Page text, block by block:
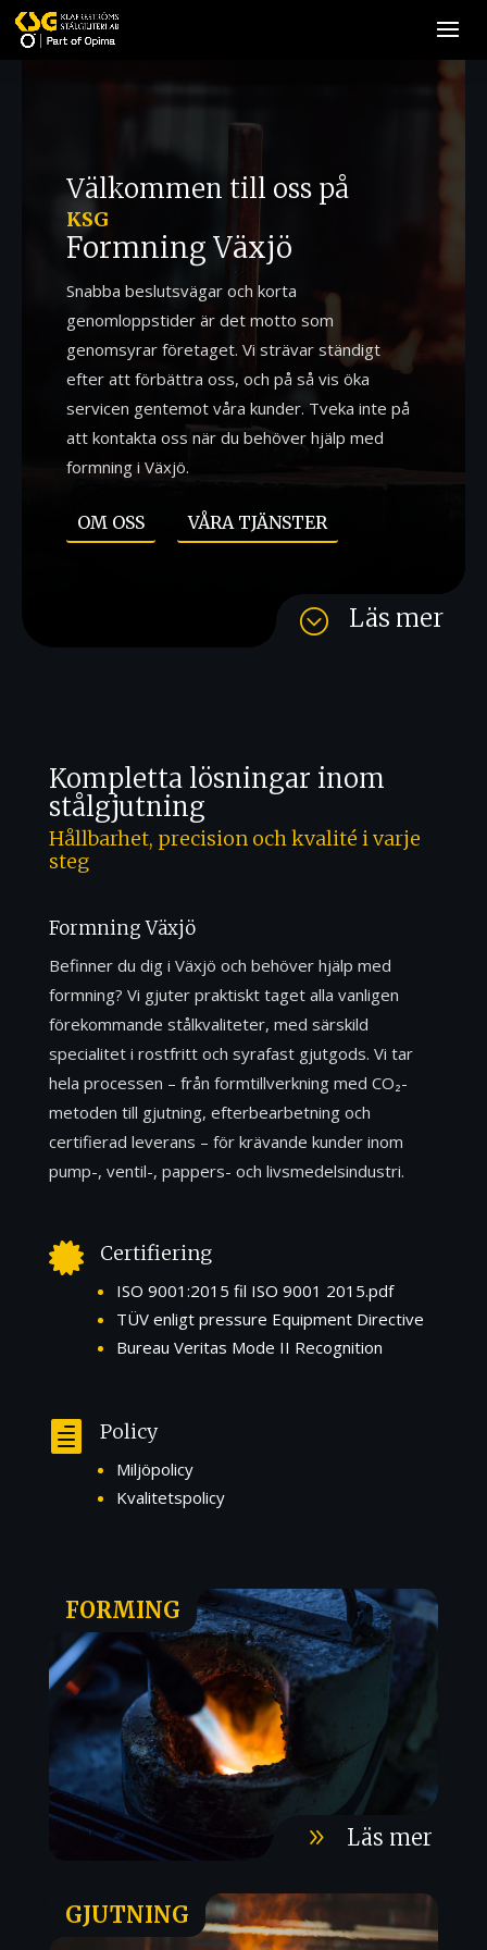
Välkommen till oss på
KSG
Formning Växjö
Snabba beslutsvägar och korta
genomloppstider är det motto som
genomsyrar företaget. Vi strävar ständigt
efter att förbättra oss, och på så vis öka
servicen gentemot våra kunder. Tveka inte på
att kontakta oss när du behöver hjälp med
formning i Växjö.
OM OSS VÅRA TJÄNSTER
; Läs mer
Kompletta lösningar inom
stålgjutning
Hållbarhet, precision och kvalité i varje
steg
Formning Växjö
Befinner du dig i Växjö och behöver hjälp med
formning? Vi gjuter praktiskt taget alla vanligen
förekommande stålkvaliteter, med särskild
specialitet i rostfritt och syrafast gjutgods. Vi tar
hela processen – från formtillverkning med CO₂-
metoden till gjutning, efterbearbetning och
certifierad leverans – för krävande kunder inom
pump-, ventil-, pappers- och livsmedelsindustri.
 Certifiering
ISO 9001:2015 fil ISO 9001 2015.pdf
TÜV enligt pressure Equipment Directive
Bureau Veritas Mode II Recognition
 Policy
Miljöpolicy
Kvalitetspolicy
FORMING
9 Läs mer
GJUTNING